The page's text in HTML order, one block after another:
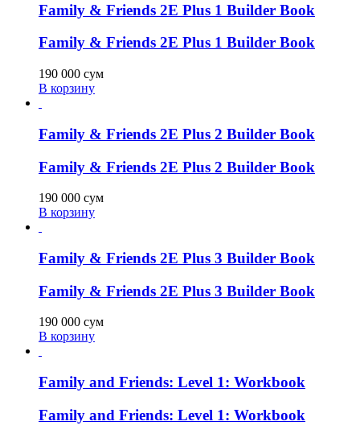
Family & Friends 2E Plus 1 Builder Book
Family & Friends 2E Plus 1 Builder Book
190 000 сум
В корзину
Family & Friends 2E Plus 2 Builder Book
Family & Friends 2E Plus 2 Builder Book
190 000 сум
В корзину
Family & Friends 2E Plus 3 Builder Book
Family & Friends 2E Plus 3 Builder Book
190 000 сум
В корзину
Family and Friends: Level 1: Workbook
Family and Friends: Level 1: Workbook